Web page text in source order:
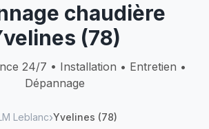
chaudière
(78)
24/7 • Installation • Entretien •
Dépannage
Leblanc Yvelines (78)